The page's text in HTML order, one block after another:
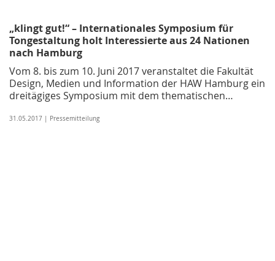
„klingt gut!“ – Internationales Symposium für
Tongestaltung holt Interessierte aus 24 Nationen
nach Hamburg
Vom 8. bis zum 10. Juni 2017 veranstaltet die Fakultät
Design, Medien und Information der HAW Hamburg ein
dreitägiges Symposium mit dem thematischen…
31.05.2017 | Pressemitteilung